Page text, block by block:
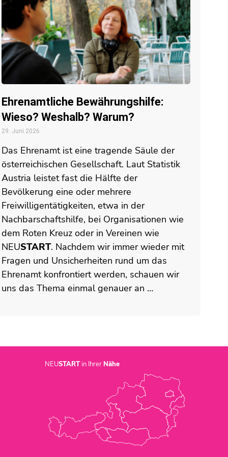
Ehrenamtliche Bewährungshilfe:
Wieso? Weshalb? Warum?
29. Juni 2026
Das Ehrenamt ist eine tragende Säule der
österreichischen Gesellschaft. Laut Statistik
Austria leistet fast die Hälfte der
Bevölkerung eine oder mehrere
Freiwilligentätigkeiten, etwa in der
Nachbarschaftshilfe, bei Organisationen wie
dem Roten Kreuz oder in Vereinen wie
NEUSTART. Nachdem wir immer wieder mit
Fragen und Unsicherheiten rund um das
Ehrenamt konfrontiert werden, schauen wir
uns das Thema einmal genauer an …
NEUSTARTin Ihrer Nähe